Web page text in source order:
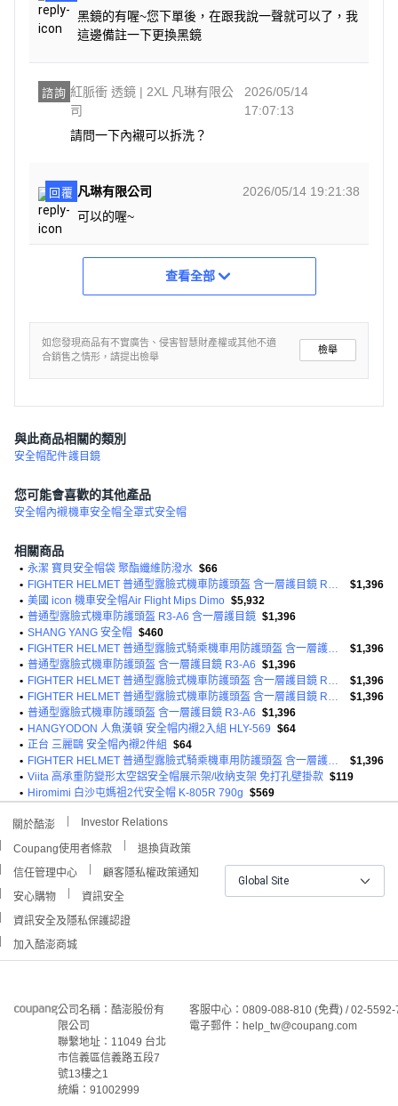
黑鏡的有喔~您下單後，在跟我說一聲就可以了，我
這邊備註一下更換黑鏡
諮詢 紅脈衝 透鏡 | 2XL 凡琳有限公
司
2026/05/14
17:07:13
請問一下內襯可以拆洗？
回覆 凡琳有限公司
2026/05/14 19:21:38
可以的喔~
查看全部
如您發現商品有不實廣告、侵害智慧財產權或其他不適
合銷售之情形，請提出檢舉
檢舉
與此商品相關的類別
安全帽配件護目鏡
您可能會喜歡的其他產品
安全帽內襯機車安全帽全罩式安全帽
相關商品
• 永潔 寶貝安全帽袋 聚酯纖維防潑水 $66
•
FIGHTER HELMET 普通型露臉式機車防護頭盔 含一層護目鏡 R3-A6
$1,396
• 美國 icon 機車安全帽Air Flight Mips Dimo $5,932
• 普通型露臉式機車防護頭盔 R3-A6 含一層護目鏡 $1,396
• SHANG YANG 安全帽 $460
•
FIGHTER HELMET 普通型露臉式騎乘機車用防護頭盔 含一層護目鏡 R3A6 1350g
$1,396
• 普通型露臉式機車防護頭盔 含一層護目鏡 R3-A6 $1,396
•
FIGHTER HELMET 普通型露臉式機車防護頭盔 含一層護目鏡 R3-A6
$1,396
•
FIGHTER HELMET 普通型露臉式機車防護頭盔 含一層護目鏡 R3-A6
$1,396
• 普通型露臉式機車防護頭盔 含一層護目鏡 R3-A6 $1,396
• HANGYODON 人魚漢頓 安全帽内襯2入組 HLY-569 $64
• 正台 三麗鷗 安全帽內襯2件組
$64
•
FIGHTER HELMET 普通型露臉式騎乘機車用防護頭盔 含一層護目鏡 R3A6 1350g
$1,396
• Viita 高承重防變形太空鋁安全帽展示架/收納支架 免打孔壁掛款 $119
• Hiromimi 白沙屯媽祖2代安全帽 K-805R 790g $569
關於酷澎 Investor Relations
Coupang使用者條款
退換貨政策
信任管理中心
顧客隱私權政策通知
安心購物
資訊安全
資訊安全及隱私保護認證
加入酷澎商城
Global Site
公司名稱：酷澎股份有
限公司
聯繫地址：11049 台北
市信義區信義路五段7
號13樓之1
統編：91002999
客服中心：0809-088-810 (免費) / 02-
電子郵件：help_tw@coupang.com